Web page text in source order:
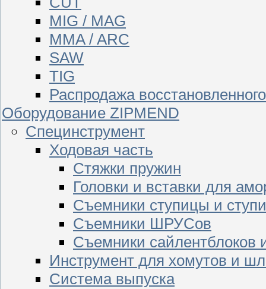
MIG / MAG
MMA / ARC
SAW
TIG
Распродажа
Оборудование ZIPMEND
Специнструмент
Ходовая часть
Стяжки пружин
Головки и вставки для
Съемники ступицы и
Съемники ШРУСов
Съемники сайлентблоков
Инструмент для хомутов и
Система выпуска